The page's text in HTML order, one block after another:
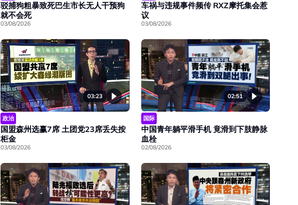
驳捕狗粗暴致死巴生市长无人干预狗
就不会死
03/08/2026
车祸与违规事件频传 RXZ摩托集会惹
议
03/08/2026
03:23
政治
国盟森州选赢7席 土团党23席丢失按
柜金
03/08/2026
02:51
国际
中国青年躺平滑手机 竟滑到下肢静脉
血栓
02/08/2026